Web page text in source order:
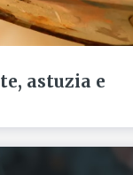
astuzia e